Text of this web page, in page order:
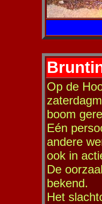
Op de
boom
Eén
andere
ook in
De
bekend.
Het